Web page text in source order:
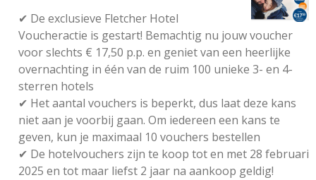
✔ De exclusieve Fletcher Hotel
Voucheractie is gestart! Bemachtig nu jouw voucher
voor slechts € 17,50 p.p. en geniet van een heerlijke
overnachting in één van de ruim 100 unieke 3- en 4-
sterren hotels
✔ Het aantal vouchers is beperkt, dus laat deze kans
niet aan je voorbij gaan. Om iedereen een kans te
geven, kun je maximaal 10 vouchers bestellen
✔ De hotelvouchers zijn te koop tot en met 28 februari
2025 en tot maar liefst 2 jaar na aankoop geldig!